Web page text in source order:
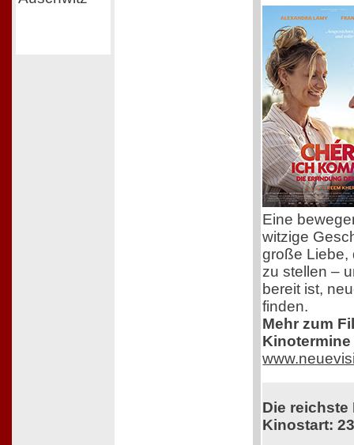
Eine
witzige
große Liebe,
zu stellen –
bereit ist,
finden.
Mehr zum
Die reichste
Kinostart: